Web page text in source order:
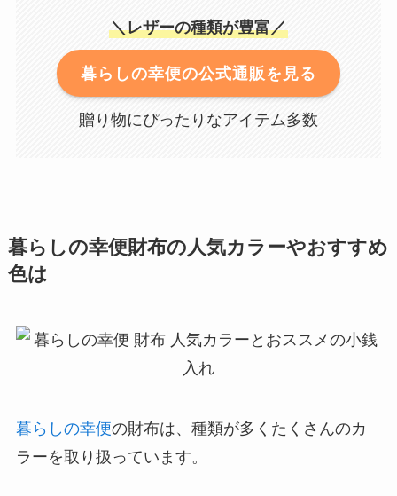
＼レザーの種類が豊富／
暮らしの幸便の公式通販を見る
贈り物にぴったりなアイテム多数
暮らしの幸便財布の人気カラーやおすすめ
色は
暮らしの幸便の財布は、種類が多くたくさんのカ
ラーを取り扱っています。